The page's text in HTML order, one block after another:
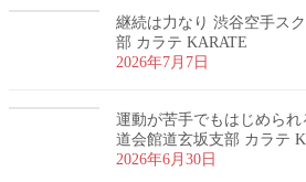
継続は力なり 渋谷空手ス
部 カラテ KARATE
2026年7月7日
運動が苦手でもはじめら
道会館道玄坂支部 カラテ
2026年6月30日